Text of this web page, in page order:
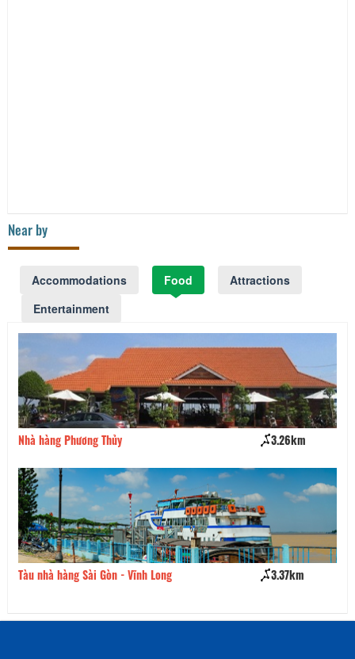
Near by
Accommodations Food
Attractions
Entertainment
Nhà hàng Phương Thủy 3.26km
Tàu nhà hàng Sài Gòn - Vĩnh Long 3.37km